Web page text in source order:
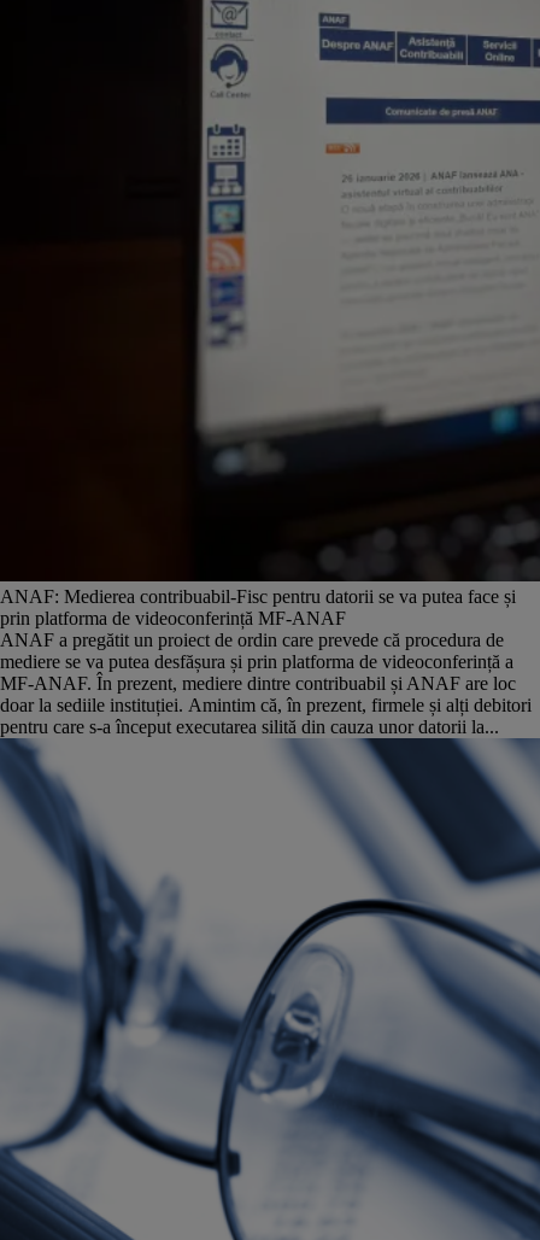
ANAF: Medierea contribuabil-Fisc pentru datorii se va putea face și
prin platforma de videoconferință MF-ANAF
ANAF a pregătit un proiect de ordin care prevede că procedura de
mediere se va putea desfășura și prin platforma de videoconferință a
MF-ANAF. În prezent, mediere dintre contribuabil și ANAF are loc
doar la sediile instituției. Amintim că, în prezent, firmele și alți debitori
pentru care s-a început executarea silită din cauza unor datorii la...